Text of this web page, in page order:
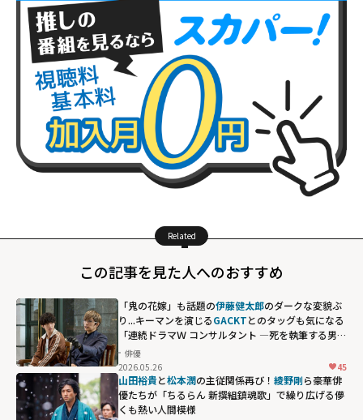
Related
この記事を見た人へのおすすめ
「鬼の花嫁」も話題の伊藤健太郎のダークな変貌ぶ
り...キーマンを演じるGACKTとのタッグも気になる
「連続ドラマＷ コンサルタント ―死を執筆する男
―」
俳優
2026.05.26
45
山田裕貴と松本潤の主従関係再び！ 綾野剛ら豪華俳
優たちが「ちるらん 新撰組鎮魂歌」で繰り広げる儚
くも熱い人間模様